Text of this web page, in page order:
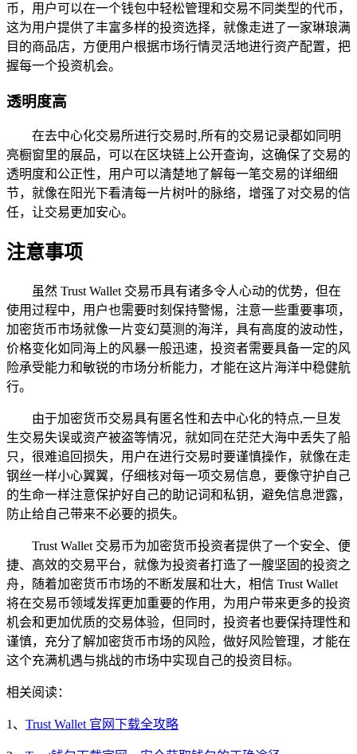
币，用户可以在一个钱包中轻松管理和交易不同类型的代币，
这为用户提供了丰富多样的投资选择，就像走进了一家琳琅满
目的商品店，方便用户根据市场行情灵活地进行资产配置，把
握每一个投资机会。
透明度高
在去中心化交易所进行交易时,所有的交易记录都如同明
亮橱窗里的展品，可以在区块链上公开查询，这确保了交易的
透明度和公正性，用户可以清楚地了解每一笔交易的详细细
节，就像在阳光下看清每一片树叶的脉络，增强了对交易的信
任，让交易更加安心。
注意事项
虽然 Trust Wallet 交易币具有诸多令人心动的优势，但在
使用过程中，用户也需要时刻保持警惕，注意一些重要事项，
加密货币市场就像一片变幻莫测的海洋，具有高度的波动性，
价格变化如同海上的风暴一般迅速，投资者需要具备一定的风
险承受能力和敏锐的市场分析能力，才能在这片海洋中稳健航
行。
由于加密货币交易具有匿名性和去中心化的特点,一旦发
生交易失误或资产被盗等情况，就如同在茫茫大海中丢失了船
只，很难追回损失，用户在进行交易时要谨慎操作，就像在走
钢丝一样小心翼翼，仔细核对每一项交易信息，要像守护自己
的生命一样注意保护好自己的助记词和私钥，避免信息泄露，
防止给自己带来不必要的损失。
Trust Wallet 交易币为加密货币投资者提供了一个安全、便
捷、高效的交易平台，就像为投资者打造了一艘坚固的投资之
舟，随着加密货币市场的不断发展和壮大，相信 Trust Wallet
将在交易币领域发挥更加重要的作用，为用户带来更多的投资
机会和更加优质的交易体验，但同时，投资者也要保持理性和
谨慎，充分了解加密货币市场的风险，做好风险管理，才能在
这个充满机遇与挑战的市场中实现自己的投资目标。
相关阅读：
1、 Trust Wallet 官网下载全攻略